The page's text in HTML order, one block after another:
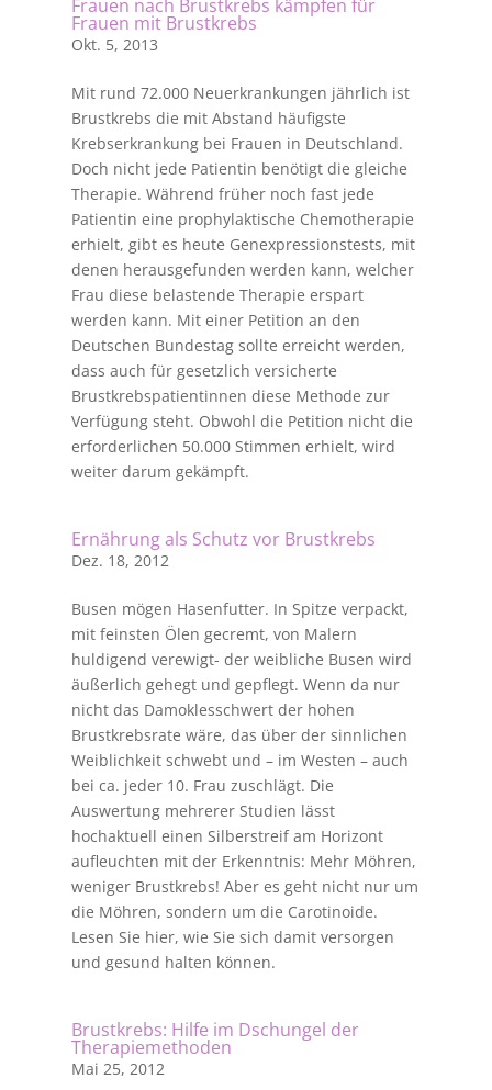
Frauen nach Brustkrebs kämpfen für
Frauen mit Brustkrebs
Okt. 5, 2013
Mit rund 72.000 Neuerkrankungen jährlich ist
Brustkrebs die mit Abstand häufigste
Krebserkrankung bei Frauen in Deutschland.
Doch nicht jede Patientin benötigt die gleiche
Therapie. Während früher noch fast jede
Patientin eine prophylaktische Chemotherapie
erhielt, gibt es heute Genexpressionstests, mit
denen herausgefunden werden kann, welcher
Frau diese belastende Therapie erspart
werden kann. Mit einer Petition an den
Deutschen Bundestag sollte erreicht werden,
dass auch für gesetzlich versicherte
Brustkrebspatientinnen diese Methode zur
Verfügung steht. Obwohl die Petition nicht die
erforderlichen 50.000 Stimmen erhielt, wird
weiter darum gekämpft.
Ernährung als Schutz vor Brustkrebs
Dez. 18, 2012
Busen mögen Hasenfutter. In Spitze verpackt,
mit feinsten Ölen gecremt, von Malern
huldigend verewigt- der weibliche Busen wird
äußerlich gehegt und gepflegt. Wenn da nur
nicht das Damoklesschwert der hohen
Brustkrebsrate wäre, das über der sinnlichen
Weiblichkeit schwebt und – im Westen – auch
bei ca. jeder 10. Frau zuschlägt. Die
Auswertung mehrerer Studien lässt
hochaktuell einen Silberstreif am Horizont
aufleuchten mit der Erkenntnis: Mehr Möhren,
weniger Brustkrebs! Aber es geht nicht nur um
die Möhren, sondern um die Carotinoide.
Lesen Sie hier, wie Sie sich damit versorgen
und gesund halten können.
Brustkrebs: Hilfe im Dschungel der
Therapiemethoden
Mai 25, 2012